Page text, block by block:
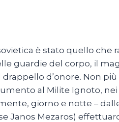
è stato quello che
guardie del corpo, il
d’onore. Non
al Milite Ignoto,
giorno e notte –
Janos Mezaros)